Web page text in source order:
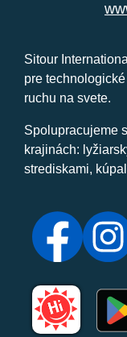
Sitour
pre
ruchu na svete.
Spolupracujeme
krajinách:
strediskami,